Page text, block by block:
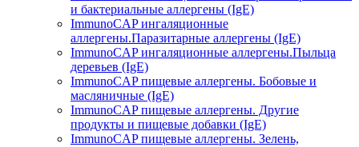
и бактериальные аллергены (IgE)
ImmunoCAP ингаляционные
аллергены.Паразитарные аллергены (IgE)
ImmunoCAP ингаляционные аллергены.Пыльца
деревьев (IgE)
ImmunoCAP пищевые аллергены. Бобовые и
масляничные (IgE)
ImmunoCAP пищевые аллергены. Другие
продукты и пищевые добавки (IgE)
ImmunoCAP пищевые аллергены. Зелень,